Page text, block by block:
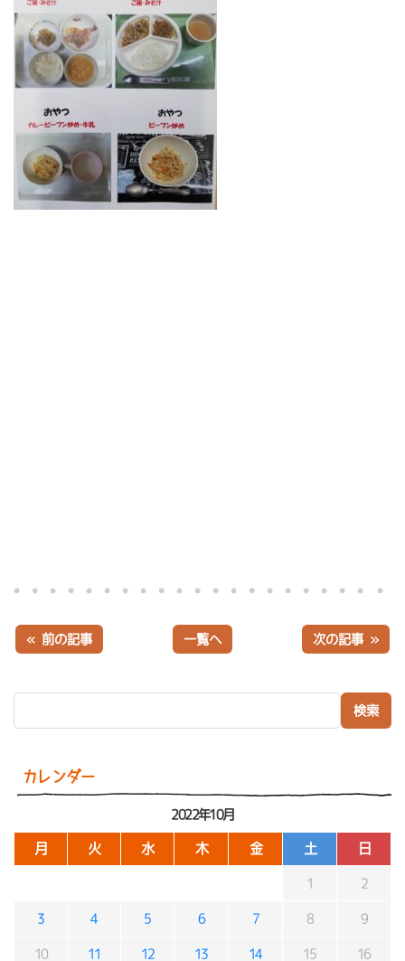
カレンダー
2022年10月
月 火 水 木 金 土 日
1 2
3 4 5 6 7 8 9
10 11 12 13 14 15 16
« 前の記事 一覧へ 次の記事 »